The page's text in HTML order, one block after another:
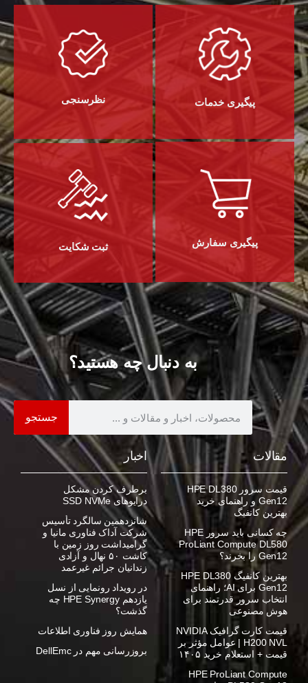
پیگیری خدمات نظرسنجی
پیگیری سفارش ثبت شکایت
به دنبال چه هستید؟
جستجو
مقالات
قیمت سرور HPE DL380
Gen12 و راهنمای خرید
بهترین کانفیگ
چه کسانی باید سرور HPE
ProLiant Compute DL580
Gen12 را بخرند؟
بهترین کانفیگ HPE DL380
Gen12 برای AI؛ راهنمای
انتخاب سرور قدرتمند برای
هوش مصنوعی
قیمت کارت گرافیک NVIDIA
H200 NVL | عوامل مؤثر بر
قیمت + استعلام خرید ۱۴۰۵
HPE ProLiant Compute
اخبار
برطرف کردن مشکل
درایوهای SSD NVMe
شانزدهمین سالگرد تأسیس
شرکت آداک فناوری مانیا و
گرامیداشت روز زمین با
کاشت ۵۰ نهال و آزادی
زندانیان جرائم غیرعمد
در رویداد رونمایی از نسل
یازدهم HPE Synergy چه
گذشت؟
همایش روز فناوری اطلاعات
بروزرسانی مهم در DellEmc